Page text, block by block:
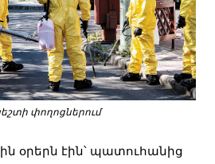
փողոցներում
օրերն էին՝ պատուհանից